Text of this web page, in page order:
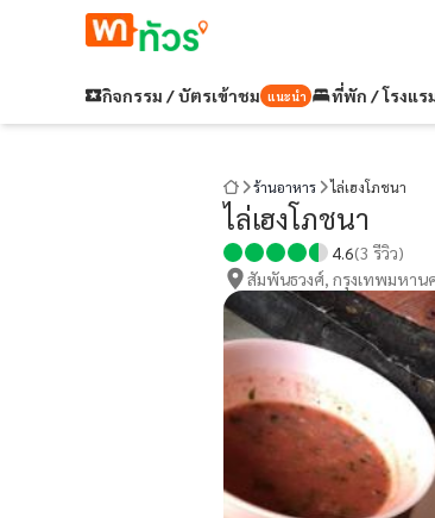
กิจกรรม / บัตรเข้าชม แนะนำ ที่พัก / โรงแร
ร้านอาหาร ไล่เฮงโภชนา
ไล่เฮงโภชนา
4.6(3 รีวิว)
สัมพันธวงศ์, กรุงเทพมหาน